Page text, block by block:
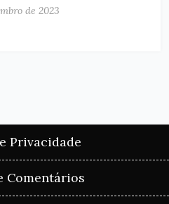
de 2023
Privacidade
Comentários